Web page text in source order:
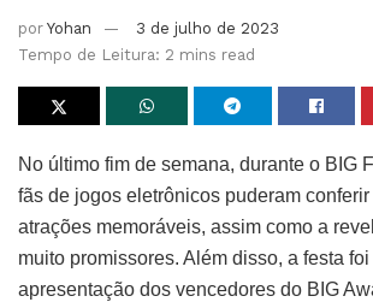
por Yohan
3 de julho de 2023
Tempo de Leitura: 2 mins read
No último fim de semana, durante o BIG
fãs de jogos eletrônicos puderam
atrações memoráveis, assim como a
muito promissores. Além disso, a festa
apresentação dos vencedores do BIG